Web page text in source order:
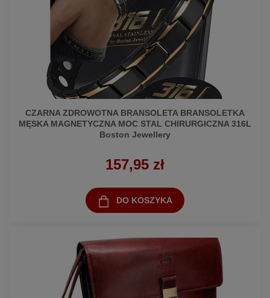
CZARNA ZDROWOTNA BRANSOLETA BRANSOLETKA
MĘSKA MAGNETYCZNA MOC STAL CHIRURGICZNA 316L
Boston Jewellery
157,95 zł
DO KOSZYKA